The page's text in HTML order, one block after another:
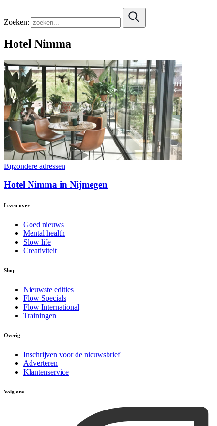
Zoeken:
Hotel Nimma
Bijzondere adressen
Hotel Nimma in Nijmegen
Lezen over
Goed nieuws
Mental health
Slow life
Creativiteit
Shop
Nieuwste edities
Flow Specials
Flow International
Trainingen
Overig
Inschrijven voor de nieuwsbrief
Adverteren
Klantenservice
Volg ons